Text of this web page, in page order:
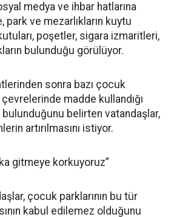
medya ve ihbar hatlarına
park ve mezarlıkların kuytu
poşetler, sigara izmaritleri,
bulunduğu görülüyor.
sonra bazı çocuk
madde kullandığı
belirten vatandaşlar,
artırılmasını istiyor.
gitmeye korkuyoruz”
çocuk parklarının bu tür
kabul edilemez olduğunu